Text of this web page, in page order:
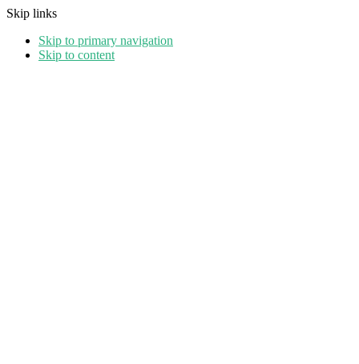
Skip links
Skip to primary navigation
Skip to content